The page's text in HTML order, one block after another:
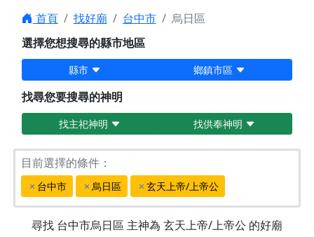
首頁 找好廟 台中市
烏日區
選擇您想搜尋的縣市地區
縣市 鄉鎮市區
找尋您要搜尋的神明
找主祀神明 找供奉神明
目前選擇的條件：
台中市 烏日區 玄天上帝/上帝公
尋找 台中市烏日區 主神為 玄天上帝/上帝公 的好廟